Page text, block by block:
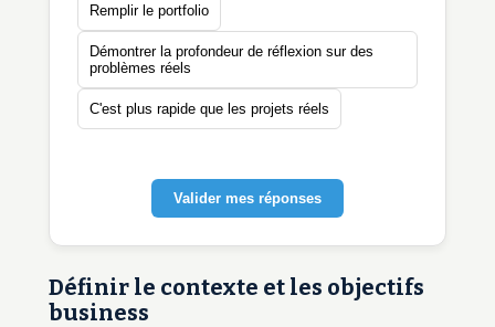
Remplir le portfolio
Démontrer la profondeur de réflexion sur des
problèmes réels
C'est plus rapide que les projets réels
Valider mes réponses
Définir le contexte et les objectifs
business